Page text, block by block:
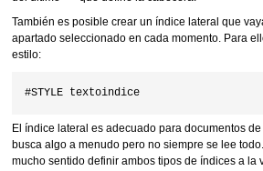
También es posible crear un índice lateral que
apartado seleccionado en cada momento. Para
estilo:
El índice lateral es adecuado para documentos
busca algo a menudo pero no siempre se lee
mucho sentido definir ambos tipos de índices a la